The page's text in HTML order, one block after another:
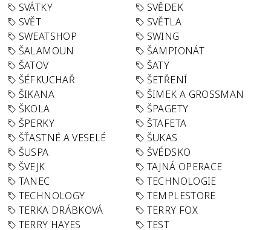
SVÁTKY
SVĚDEK
SVĚT
SVĚTLA
SWEATSHOP
SWING
ŠALAMOUN
ŠAMPIONÁT
ŠATOV
ŠATY
ŠÉFKUCHAŘ
ŠETŘENÍ
ŠIKANA
ŠIMEK A GROSSMAN
ŠKOLA
ŠPAGETY
ŠPERKY
ŠTAFETA
ŠŤASTNÉ A VESELÉ
ŠUKAS
ŠUSPA
ŠVÉDSKO
ŠVEJK
TAJNÁ OPERACE
TANEC
TECHNOLOGIE
TECHNOLOGY
TEMPLESTORE
TERKA DRÁBKOVÁ
TERRY FOX
TERRY HAYES
TEST